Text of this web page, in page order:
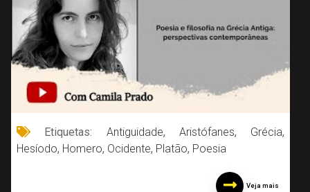
Etiquetas: Antiguidade, Aristófanes, Grécia,
Hesíodo, Homero, Ocidente, Platão, Poesia
Veja mais